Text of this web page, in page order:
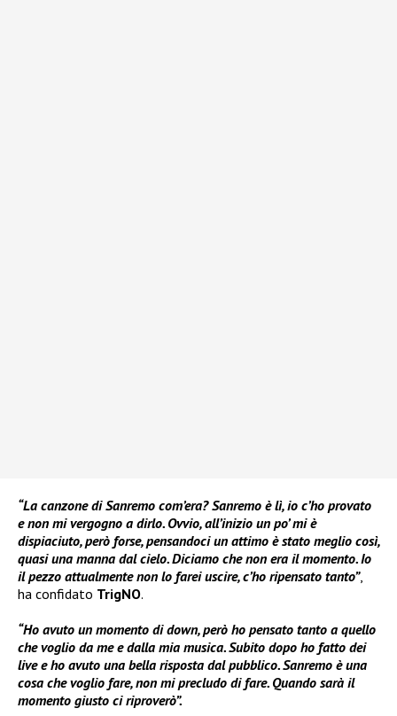
“La canzone di Sanremo com’era? Sanremo è lì, io c’ho provato
e non mi vergogno a dirlo. Ovvio, all’inizio un po’ mi è
dispiaciuto, però forse, pensandoci un attimo è stato meglio così,
quasi una manna dal cielo. Diciamo che non era il momento. Io
il pezzo attualmente non lo farei uscire, c’ho ripensato tanto”,
ha confidato TrigNO.
“Ho avuto un momento di down, però ho pensato tanto a quello
che voglio da me e dalla mia musica. Subito dopo ho fatto dei
live e ho avuto una bella risposta dal pubblico. Sanremo è una
cosa che voglio fare, non mi precludo di fare. Quando sarà il
momento giusto ci riproverò”.